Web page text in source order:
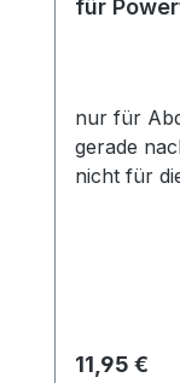
für
nur für
gerade
nicht für
Regulärer
11,95 €